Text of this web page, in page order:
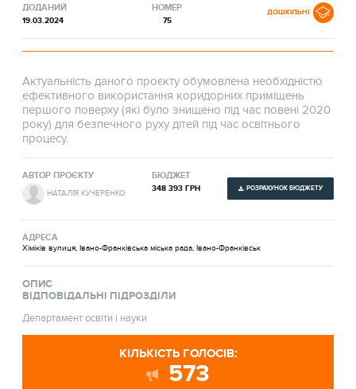
ДОДАНИЙ
19.03.2024
НОМЕР
75
ДОШКІЛЬНІ
Актуальність даного проєкту обумовлена необхідністю
ефективного використання коридорних приміщень
першого поверху (які було знищено під час повені 2020
року) для безпечного руху дітей під час освітнього
процесу.
АВТОР ПРОЄКТУ
НАТАЛІЯ КУЧЕРЕНКО
БЮДЖЕТ
348 393 ГРН РОЗРАХУНОК БЮДЖЕТУ
АДРЕСА
Хіміків вулиця, Івано-Франківська міська рада, Івано-Франківськ
ОПИС
ВІДПОВІДАЛЬНІ ПІДРОЗДІЛИ
Департамент освіти і науки
КІЛЬКІСТЬ ГОЛОСІВ:
573